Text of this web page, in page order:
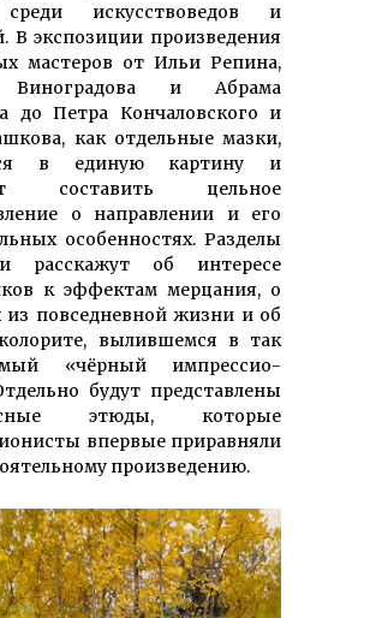
искусствоведов и
В экспозиции произ­ве­де­ния
мастеров от Ильи Репина,
Виноградова и Абрама
до Петра Кончаловского и
как отдель­ные мазки,
в единую картину и
составить цельное
о направлении и его
особенностях. Раз­делы
расскажут об интересе
к эффектам мерцания, о
из повседневной жизни и об
вылившемся в так
«чёр­ный им­прес­сио­
будут представлены
этюды, которые
впервые приравняли
произведению.